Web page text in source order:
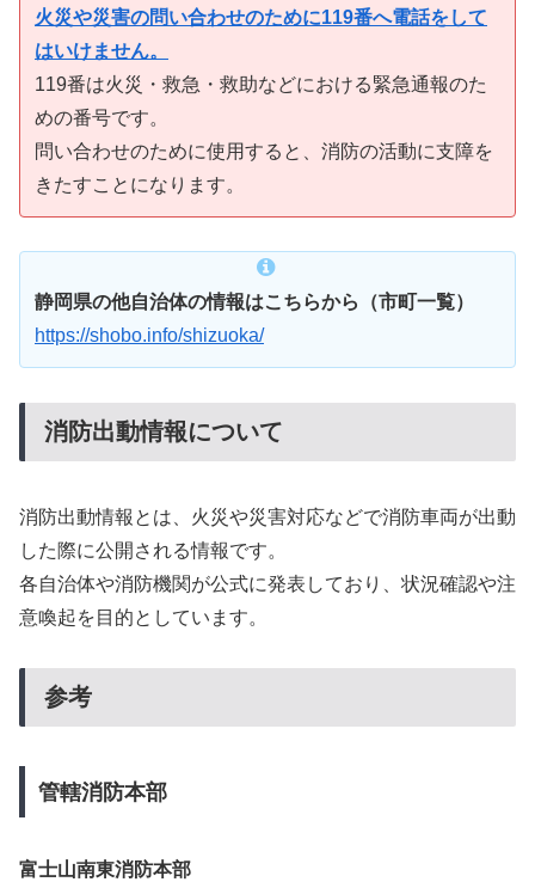
火災や災害の問い合わせのために119番へ電話をして
はいけません。
119番は火災・救急・救助などにおける緊急通報のた
めの番号です。
問い合わせのために使用すると、消防の活動に支障を
きたすことになります。
静岡県の他自治体の情報はこちらから（市町一覧）
https://shobo.info/shizuoka/
消防出動情報について
消防出動情報とは、火災や災害対応などで消防車両が出動
した際に公開される情報です。
各自治体や消防機関が公式に発表しており、状況確認や注
意喚起を目的としています。
参考
管轄消防本部
富士山南東消防本部